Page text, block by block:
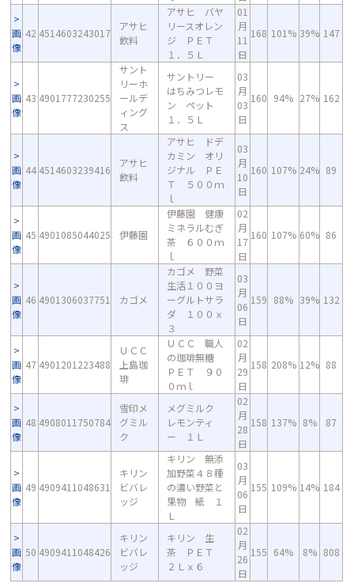
画
像
42 4514603243017
アサヒ
飲料
アサヒ バヤ
リースオレン
ジ ＰＥＴ
１．５Ｌ
01
月
11
日
168 101% 39% 147
画
像
43 4901777230255
サント
リーホ
ールデ
ィング
ス
サントリー
はちみつレモ
ン ペット
１．５Ｌ
03
月
03
日
160 94% 27% 162
画
像
44 4514603239416
アサヒ
飲料
アサヒ ドデ
カミン オリ
ジナル ＰＥ
Ｔ ５００ｍ
ｌ
03
月
10
日
160 107% 24% 89
画
像
45 4901085044025 伊藤園
伊藤園 健康
ミネラルむぎ
茶 ６００ｍ
ｌ
02
月
17
日
160 107% 60% 86
画
像
46 4901306037751 カゴメ
カゴメ 野菜
生活１００ヨ
ーグルトサラ
ダ １００ｘ
３
03
月
06
日
159 88% 39% 132
画
像
47 4901201223488
ＵＣＣ
上島珈
琲
ＵＣＣ 職人
の珈琲無糖
ＰＥＴ ９０
０ｍｌ
02
月
29
日
158 208% 12% 88
画
像
48 4908011750784
雪印メ
グミル
ク
メグミルク
レモンティ
ー １Ｌ
02
月
28
日
158 137% 8% 87
画
像
49 4909411048631
キリン
ビバレ
ッジ
キリン 無添
加野菜４８種
の濃い野菜と
果物 紙 １
Ｌ
03
月
06
日
155 109% 14% 184
画
像
50 4909411048426
キリン
ビバレ
ッジ
キリン 生
茶 ＰＥＴ
２Ｌｘ６
02
月
26
日
155 64% 8% 808